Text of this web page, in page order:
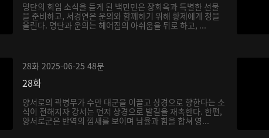
명단의 회임 소식을 듣게 된 백민민은 장회옥과 특별한 선물
을 준비하고, 서경연은 운의와 함께하기 위해 황제에게 청을
올린다. 명단과 운의는 헤어짐의 아쉬움을 뒤로 하고, ...
28화 2025-06-25 48분
28화
양서로의 곽병무가 수만 대군을 이끌고 상경으로 향한다는 소
식이 전해지자 강서는 먼저 상경으로 발길을 재촉한다. 한편,
양서로군은 반역의 낌새를 보이며 남율과 힘을 합쳐 영...